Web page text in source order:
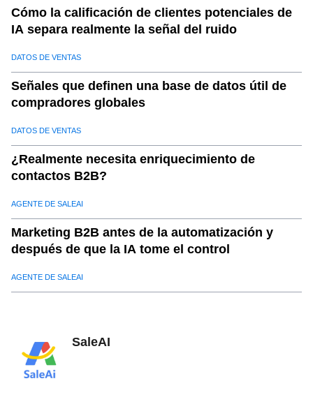
Cómo la calificación de clientes potenciales de
IA separa realmente la señal del ruido
DATOS DE VENTAS
Señales que definen una base de datos útil de
compradores globales
DATOS DE VENTAS
¿Realmente necesita enriquecimiento de
contactos B2B?
AGENTE DE SALEAI
Marketing B2B antes de la automatización y
después de que la IA tome el control
AGENTE DE SALEAI
SaleAI